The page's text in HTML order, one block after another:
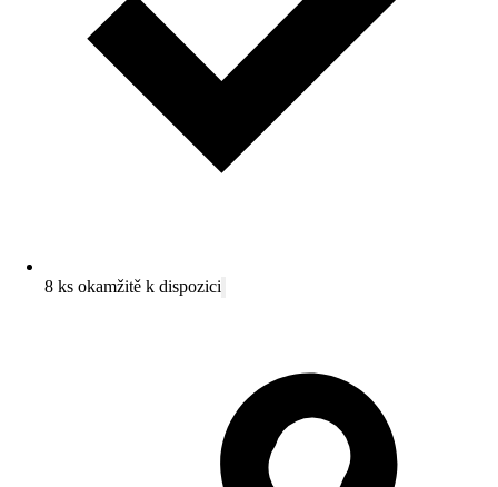
8 ks okamžitě k dispozici